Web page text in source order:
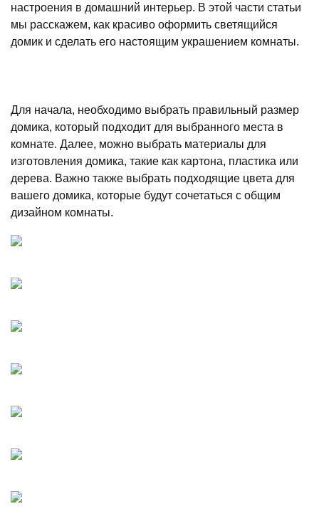
настроения в домашний интерьер. В этой части статьи
мы расскажем, как красиво оформить светящийся
домик и сделать его настоящим украшением комнаты.
Для начала, необходимо выбрать правильный размер
домика, который подходит для выбранного места в
комнате. Далее, можно выбрать материалы для
изготовления домика, такие как картона, пластика или
дерева. Важно также выбрать подходящие цвета для
вашего домика, которые будут сочетаться с общим
дизайном комнаты.